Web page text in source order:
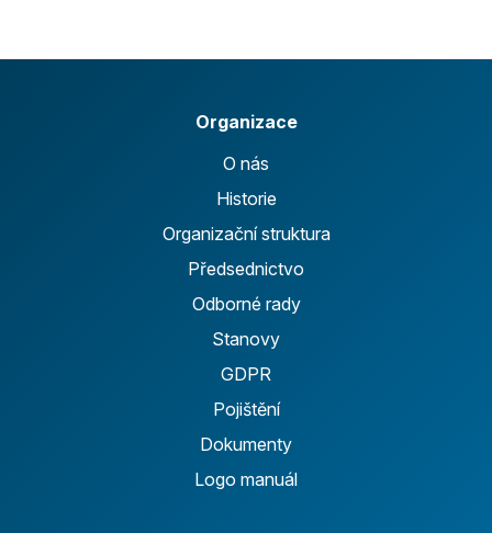
Organizace
O nás
Historie
Organizační struktura
Předsednictvo
Odborné rady
Stanovy
GDPR
Pojištění
Dokumenty
Logo manuál